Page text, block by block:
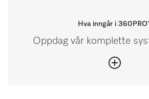
Hva inngår i
Oppdag vår komplette